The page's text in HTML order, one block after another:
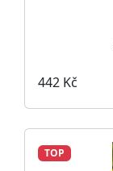
442 Kč
TOP